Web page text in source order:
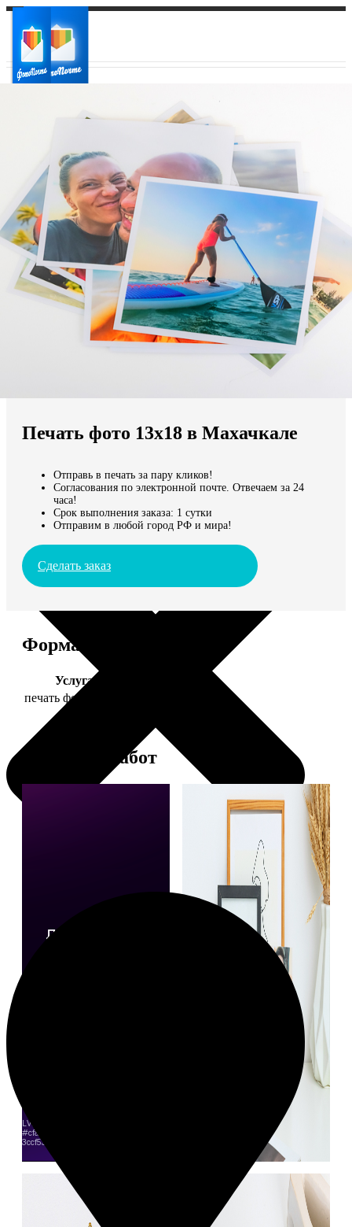
Ваш регион доставки
Выберите из списка:
Мы доставляем по всему миру
Продолжить без города
Печать фото 13х18 в Махачкале
Отправь в печать за пару кликов!
Согласования по электронной почте. Отвечаем за 24
часа!
Срок выполнения заказа: 1 сутки
Отправим в любой город РФ и мира!
Сделать заказ
Форматы и цены
Услуга
печать фото 13х18
Примеры работ